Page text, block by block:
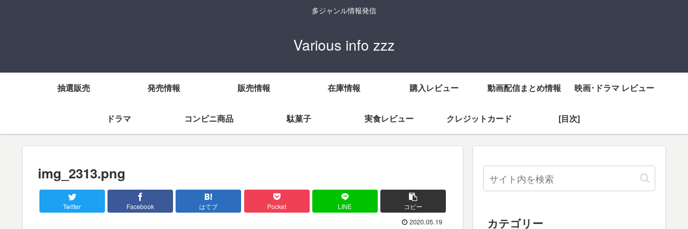
多ジャンル情報発信
Various info zzz
抽選販売 発売情報 販売情報 在庫情報 購入レビュー 動画配信まとめ情報 映画･ドラマ レビュー
ドラマ コンビニ商品 駄菓子 実食レビュー クレジットカード [目次]
img_2313.png
Twitter Facebook はてブ Pocket LINE コピー
2020.05.19 カテゴリー